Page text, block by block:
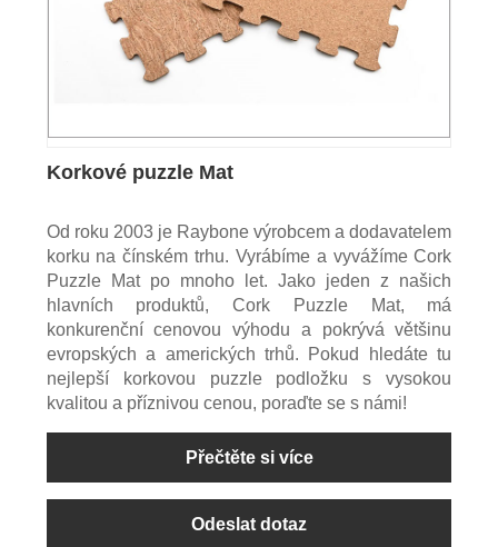
Korkové puzzle Mat
Od roku 2003 je Raybone výrobcem a dodavatelem
korku na čínském trhu. Vyrábíme a vyvážíme Cork
Puzzle Mat po mnoho let. Jako jeden z našich
hlavních produktů, Cork Puzzle Mat, má
konkurenční cenovou výhodu a pokrývá většinu
evropských a amerických trhů. Pokud hledáte tu
nejlepší korkovou puzzle podložku s vysokou
kvalitou a příznivou cenou, poraďte se s námi!
Přečtěte si více
Odeslat dotaz